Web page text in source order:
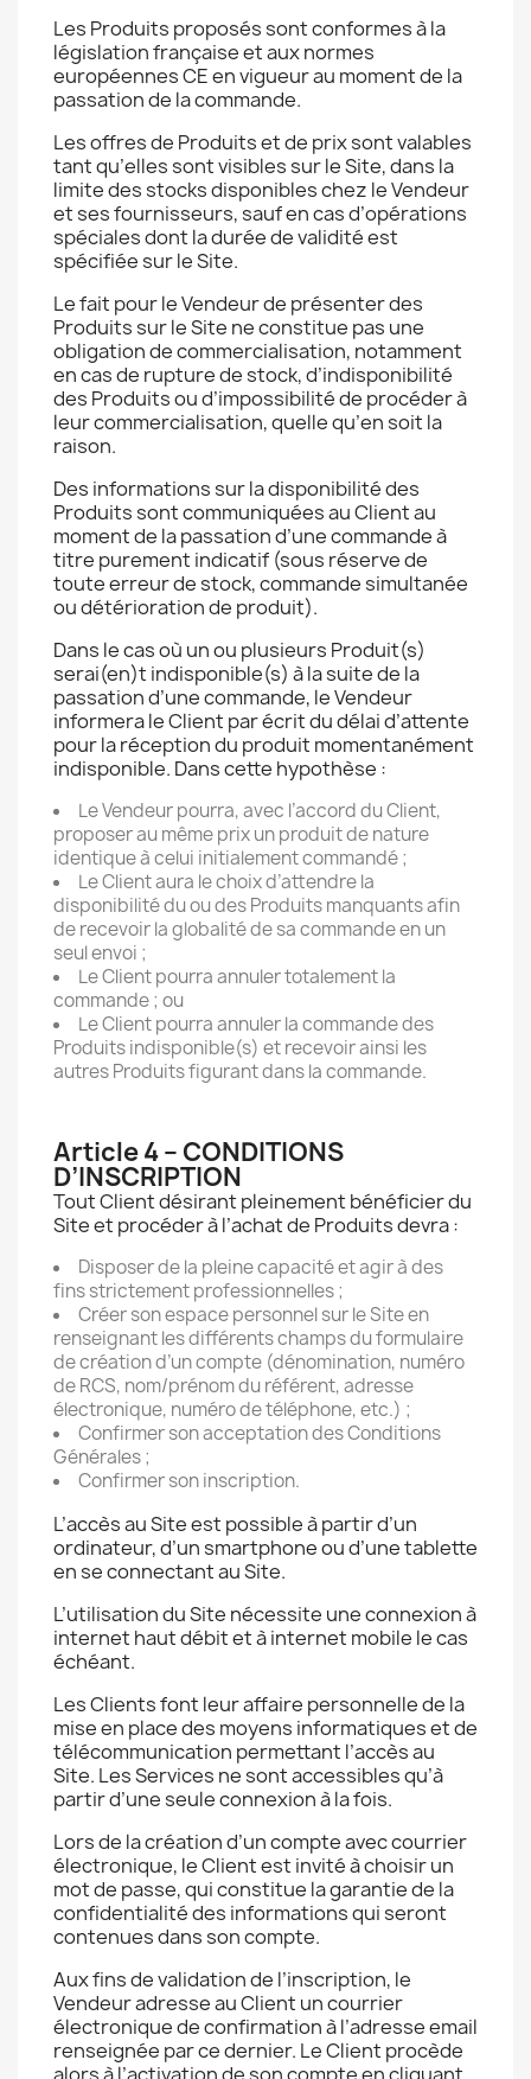
Les Produits proposés sont conformes à la
législation française et aux normes
européennes CE en vigueur au moment de la
passation de la commande.
Les offres de Produits et de prix sont valables
tant qu’elles sont visibles sur le Site, dans la
limite des stocks disponibles chez le Vendeur
et ses fournisseurs, sauf en cas d’opérations
spéciales dont la durée de validité est
spécifiée sur le Site.
Le fait pour le Vendeur de présenter des
Produits sur le Site ne constitue pas une
obligation de commercialisation, notamment
en cas de rupture de stock, d’indisponibilité
des Produits ou d’impossibilité de procéder à
leur commercialisation, quelle qu’en soit la
raison.
Des informations sur la disponibilité des
Produits sont communiquées au Client au
moment de la passation d’une commande à
titre purement indicatif (sous réserve de
toute erreur de stock, commande simultanée
ou détérioration de produit).
Dans le cas où un ou plusieurs Produit(s)
serai(en)t indisponible(s) à la suite de la
passation d’une commande, le Vendeur
informera le Client par écrit du délai d’attente
pour la réception du produit momentanément
indisponible. Dans cette hypothèse :
Le Vendeur pourra, avec l’accord du Client,
proposer au même prix un produit de nature
identique à celui initialement commandé ;
Le Client aura le choix d’attendre la
disponibilité du ou des Produits manquants afin
de recevoir la globalité de sa commande en un
seul envoi ;
Le Client pourra annuler totalement la
commande ; ou
Le Client pourra annuler la commande des
Produits indisponible(s) et recevoir ainsi les
autres Produits figurant dans la commande.
Article 4 – CONDITIONS
D’INSCRIPTION
Tout Client désirant pleinement bénéficier du
Site et procéder à l’achat de Produits devra :
Disposer de la pleine capacité et agir à des
fins strictement professionnelles ;
Créer son espace personnel sur le Site en
renseignant les différents champs du formulaire
de création d’un compte (dénomination, numéro
de RCS, nom/prénom du référent, adresse
électronique, numéro de téléphone, etc.) ;
Confirmer son acceptation des Conditions
Générales ;
Confirmer son inscription.
L’accès au Site est possible à partir d’un
ordinateur, d’un smartphone ou d’une tablette
en se connectant au Site.
L’utilisation du Site nécessite une connexion à
internet haut débit et à internet mobile le cas
échéant.
Les Clients font leur affaire personnelle de la
mise en place des moyens informatiques et de
télécommunication permettant l’accès au
Site. Les Services ne sont accessibles qu’à
partir d’une seule connexion à la fois.
Lors de la création d’un compte avec courrier
électronique, le Client est invité à choisir un
mot de passe, qui constitue la garantie de la
confidentialité des informations qui seront
contenues dans son compte.
Aux fins de validation de l’inscription, le
Vendeur adresse au Client un courrier
électronique de confirmation à l’adresse email
renseignée par ce dernier. Le Client procède